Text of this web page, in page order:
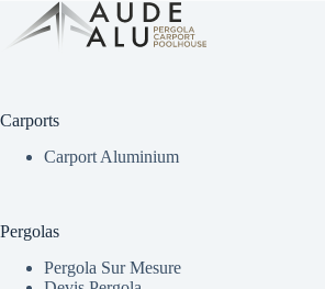
Carports
Carport Aluminium
Pergolas
Pergola Sur Mesure